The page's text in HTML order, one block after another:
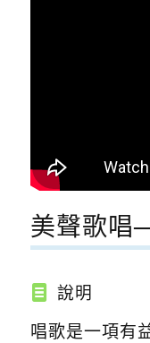
美聲歌唱
說明
唱歌是一項有